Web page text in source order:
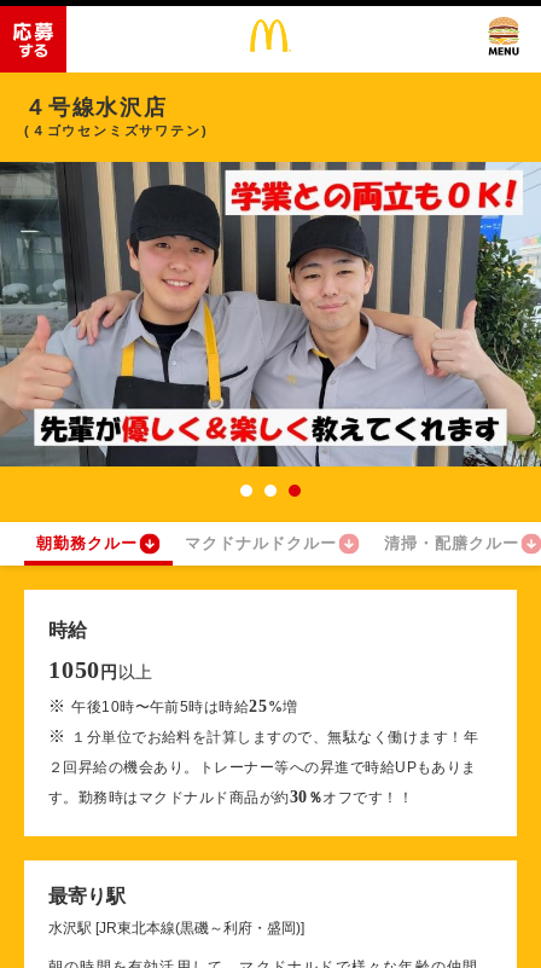
４号線水沢店
(４ゴウセンミズサワテン)
朝勤務クルー マクドナルドクルー 清掃・配膳クルー
時給
1050 円 以上
※午後10時〜午前5時は時給25%増
※
１分単位でお給料を計算しますので、無駄なく働けます！年
２回昇給の機会あり。トレーナー等への昇進で時給UPもありま
す。勤務時はマクドナルド商品が約30 ％オフです！！
最寄り駅
水沢駅 [JR東北本線(黒磯～利府・盛岡)]